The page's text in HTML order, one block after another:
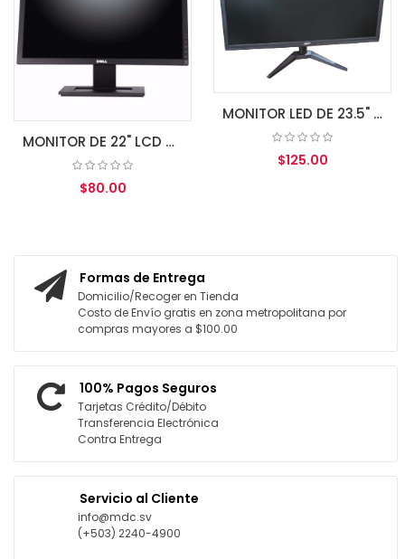
MONITOR DE 22" LCD GRADO A WIDE
$80.00
MONITOR LED DE 23.5" MDC WIDE HDMI/VGA/SPK BLACK
$125.00
Formas de Entrega
Domicilio/Recoger en Tienda
Costo de Envío gratis en zona metropolitana por
compras mayores a $100.00
100% Pagos Seguros
Tarjetas Crédito/Débito
Transferencia Electrónica
Contra Entrega
Servicio al Cliente
info@mdc.sv
(+503) 2240-4900